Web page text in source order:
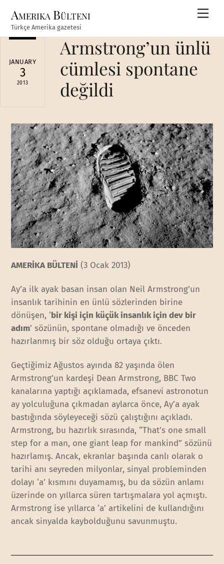
content
Amerika Bülteni
Türkçe Amerika gazetesi
JANUARY
3
2013
Armstrong’un ünlü
cümlesi spontane
değildi
AMERİKA BÜLTENİ (3 Ocak 2013)
Ay’a ilk ayak basan insan olan Neil Armstrong’un
insanlık tarihinin en ünlü sözlerinden birine
dönüşen, ‘bir kişi için küçük insanlık için dev bir
adım’ sözünün, spontane olmadığı ve önceden
hazırlanmış bir söz olduğu ortaya çıktı.
Geçtiğimiz Ağustos ayında 82 yaşında ölen
Armstrong’un kardeşi Dean Armstrong, BBC Two
kanalarına yaptığı açıklamada, efsanevi astronotun
ay yolculuğuna çıkmadan aylarca önce, Ay’a ayak
bastığında söyleyeceği sözü çalıştığını açıkladı.
Armstrong, bu hazırlık sırasında, “That’s one small
step for a man, one giant leap for mankind” sözünü
hazırlamış. Ancak, ekranlar başında canlı olarak o
tarihi anı seyreden milyonlar, sinyal probleminden
dolayı ‘a’ kısmını duyamamış, bu da sözün anlamı
üzerinde on yıllarca süren tartışmalara yol açmıştı.
Armstrong ise yıllarca ‘a’ artikelini de kullandığını
ancak sinyalda kaybolduğunu savunmuştu.